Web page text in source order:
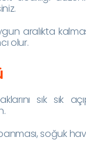
aralıkta
olur.
sık sık
soğuk